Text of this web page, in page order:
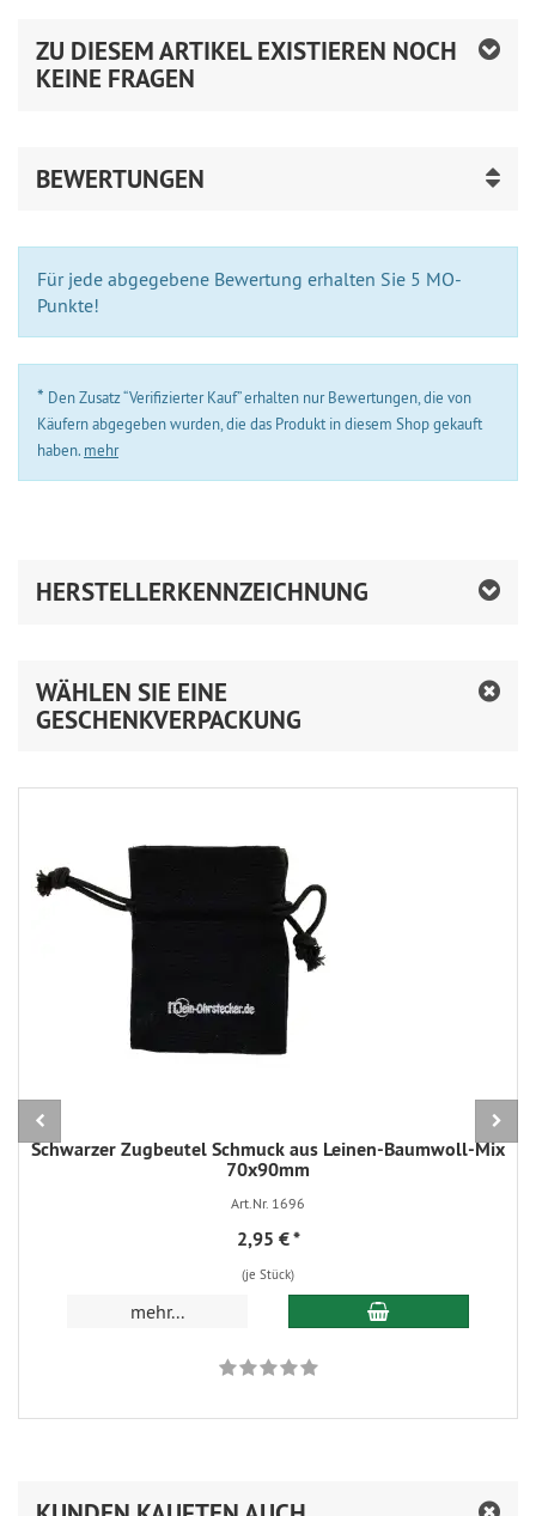
ZU DIESEM ARTIKEL EXISTIEREN NOCH
KEINE FRAGEN
BEWERTUNGEN
Für jede abgegebene Bewertung erhalten Sie 5 MO-
Punkte!
* Den Zusatz “Verifizierter Kauf” erhalten nur Bewertungen, die von
Käufern abgegeben wurden, die das Produkt in diesem Shop gekauft
haben. mehr
HERSTELLERKENNZEICHNUNG
WÄHLEN SIE EINE
GESCHENKVERPACKUNG
Schwarzer Zugbeutel Schmuck aus Leinen-Baumwoll-Mix
70x90mm
Art.Nr. 1696
2,95 €*
(je Stück)
mehr... In den Warenkorb